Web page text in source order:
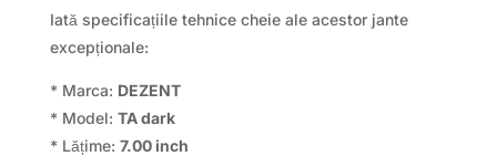
Iată specificațiile tehnice cheie ale acestor jante
excepționale:
* Marca: DEZENT
* Model: TA dark
* Lățime: 7.00 inch